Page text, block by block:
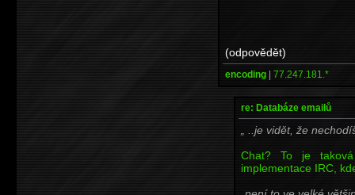
(odpovědět)
encoding | 77.247.181.*
re: Databáze emailů
..je vidět, že
Chat? To je
implementace IRC,